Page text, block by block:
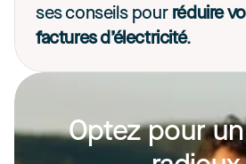
ses conseils pour réduire
factures d’électricité.
Optez pour